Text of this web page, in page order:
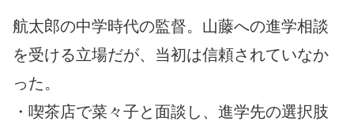
航太郎の中学時代の監督。山藤への進学相談
を受ける立場だが、当初は信頼されていなか
った。
・喫茶店で菜々子と面談し、進学先の選択肢